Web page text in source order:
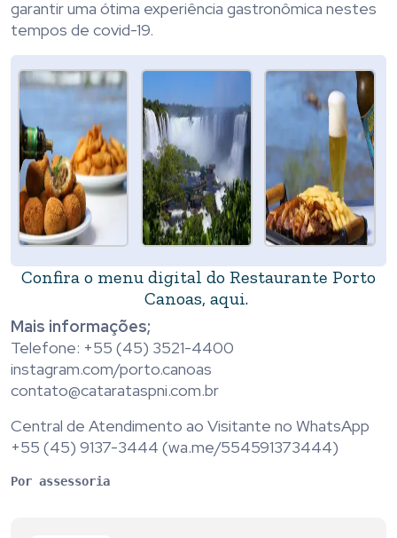
garantir uma ótima experiência gastronômica nestes
tempos de covid-19.
Confira o menu digital do Restaurante Porto
Canoas, aqui.
Mais informações;
Telefone: +55 (45) 3521-4400
instagram.com/porto.canoas
contato@catarataspni.com.br
Central de Atendimento ao Visitante no WhatsApp
+55 (45) 9137-3444 (wa.me/554591373444)
Por assessoria